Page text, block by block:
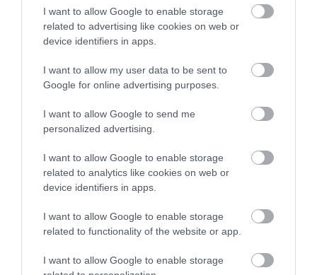
I want to allow Google to enable storage
related to advertising like cookies on web or
device identifiers in apps.
I want to allow my user data to be sent to
Google for online advertising purposes.
I want to allow Google to send me
personalized advertising.
I want to allow Google to enable storage
related to analytics like cookies on web or
device identifiers in apps.
I want to allow Google to enable storage
related to functionality of the website or app.
I want to allow Google to enable storage
A KORALLZÁTONY NEM CSAK
SZÍNES HALAKBÓL ÁLL: MOST
LAKÓJÁT MUTATTA MEG
HŐKUPOLA MAGYARORSZÁG
ALATTA A TERMÉSZETTEL?